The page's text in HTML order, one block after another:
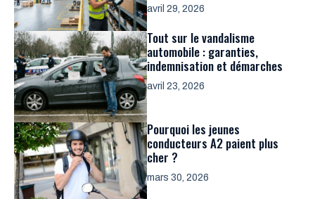
avril 29, 2026
Tout sur le vandalisme
automobile : garanties,
indemnisation et démarches
avril 23, 2026
Pourquoi les jeunes
conducteurs A2 paient plus
cher ?
mars 30, 2026